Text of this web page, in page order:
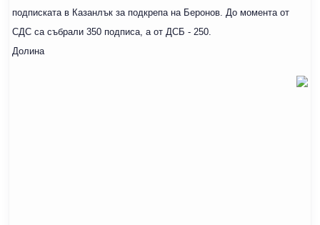
подписката в Казанлък за подкрепа на Беронов. До момента от
СДС са събрали 350 подписа, а от ДСБ - 250.
Долина